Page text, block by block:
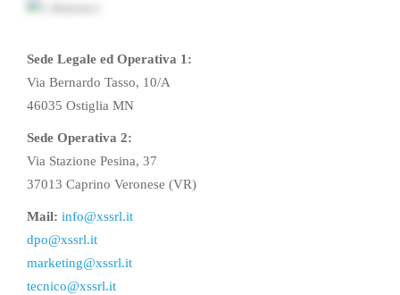
Sede Legale ed Operativa 1:
Via Bernardo Tasso, 10/A
46035 Ostiglia MN
Sede Operativa 2:
Via Stazione Pesina, 37
37013 Caprino Veronese (VR)
Mail: info@xssrl.it
dpo@xssrl.it
marketing@xssrl.it
tecnico@xssrl.it